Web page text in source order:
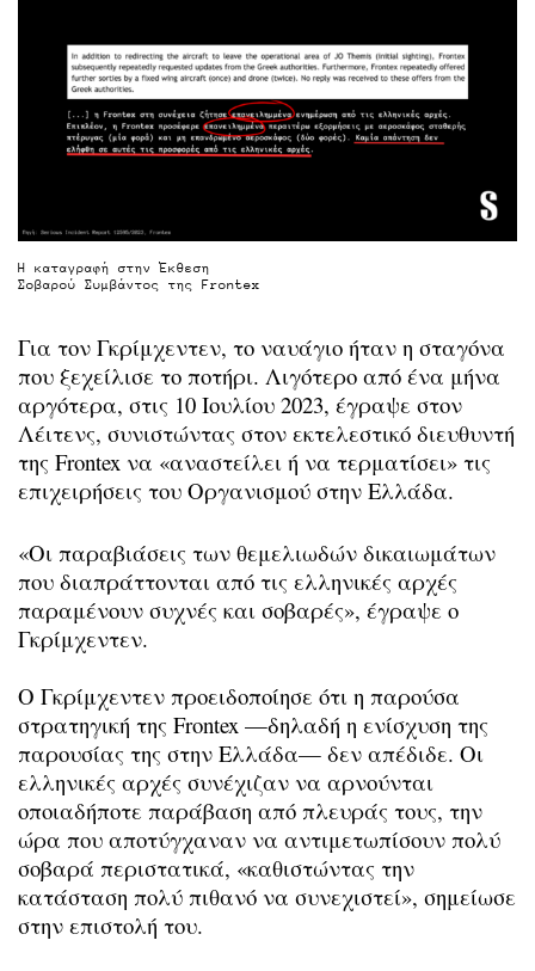
Η καταγραφή στην Έκθεση
Σοβαρού Συμβάντος της Frontex
Για τον Γκρίμχεντεν, το ναυάγιο ήταν η σταγόνα
που ξεχείλισε το ποτήρι. Λιγότερο από ένα μήνα
αργότερα, στις 10 Ιουλίου 2023, έγραψε στον
Λέιτενς, συνιστώντας στον εκτελεστικό διευθυντή
της Frontex να «αναστείλει ή να τερματίσει» τις
επιχειρήσεις του Οργανισμού στην Ελλάδα.
«Οι παραβιάσεις των θεμελιωδών δικαιωμάτων
που διαπράττονται από τις ελληνικές αρχές
παραμένουν συχνές και σοβαρές», έγραψε ο
Γκρίμχεντεν.
Ο Γκρίμχεντεν προειδοποίησε ότι η παρούσα
στρατηγική της Frontex —δηλαδή η ενίσχυση της
παρουσίας της στην Ελλάδα— δεν απέδιδε. Οι
ελληνικές αρχές συνέχιζαν να αρνούνται
οποιαδήποτε παράβαση από πλευράς τους, την
ώρα που αποτύγχαναν να αντιμετωπίσουν πολύ
σοβαρά περιστατικά, «καθιστώντας την
κατάσταση πολύ πιθανό να συνεχιστεί», σημείωσε
στην επιστολή του.